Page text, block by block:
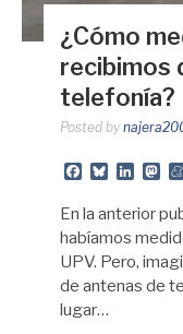
¿Cómo
recibimos
telefonía?
Posted by
Facebook
Bluesky
En la anterior
habíamos
UPV. Pero,
de antenas de
lugar…